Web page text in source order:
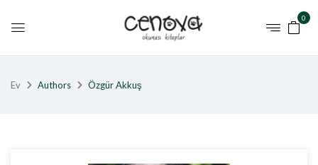
0
Ev Authors Özgür Akkuş